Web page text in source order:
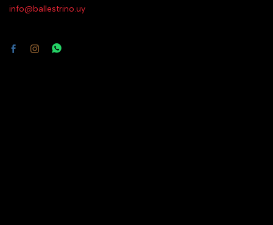
info@ballestrino.uy